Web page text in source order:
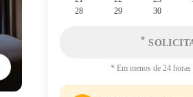
28
29 30
*
* Em menos de 24 horas